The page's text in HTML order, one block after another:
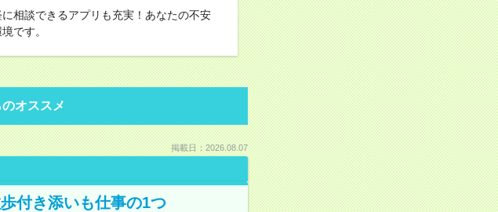
相談できるアプリも充実！あなたの不安
です。
オススメ
掲載日：2026.08.07
付き添いも仕事の1つ